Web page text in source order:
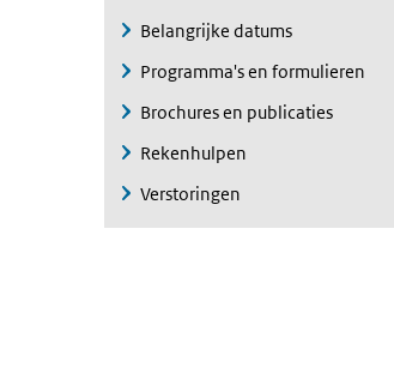
Belangrijke datums
Programma's en formulieren
Brochures en publicaties
Rekenhulpen
Verstoringen